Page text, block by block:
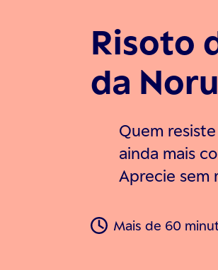
Risoto
da
Quem
ainda mais
Aprecie sem
Mais de 60